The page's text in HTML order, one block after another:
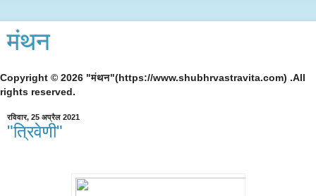
मंथन
Copyright © 2026 "मंथन"(https://www.shubhrvastravita.com) .All
rights reserved.
रविवार, 25 अप्रैल 2021
"त्रिवेणी"